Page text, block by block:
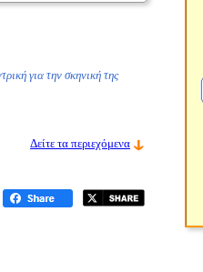
για την σκηνική της
Δείτε τα περιεχόμενα